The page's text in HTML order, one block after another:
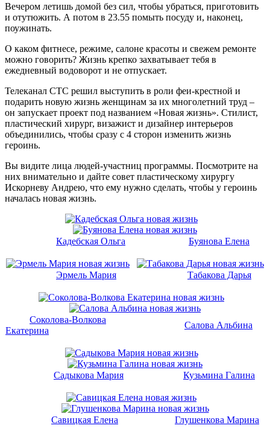
Вечером летишь домой без сил, чтобы убраться, приготовить
и отутюжить. А потом в 23.55 помыть посуду и, наконец,
поужинать.
О каком фитнесе, режиме, салоне красоты и свежем ремонте
можно говорить? Жизнь крепко захватывает тебя в
ежедневный водоворот и не отпускает.
Телеканал СТС решил выступить в роли феи-крестной и
подарить новую жизнь женщинам за их многолетний труд –
он запускает проект под названием «Новая жизнь». Стилист,
пластический хирург, визажист и дизайнер интерьеров
объединились, чтобы сразу с 4 сторон изменить жизнь
героинь.
Вы видите лица людей-участниц программы. Посмотрите на
них внимательно и дайте совет пластическому хирургу
Искорневу Андрею, что ему нужно сделать, чтобы у героинь
началась новая жизнь.
Кадебская Ольга Буянова Елена
Эрмель Мария Табакова Дарья
Соколова-Волкова
Екатерина
Салова Альбина
Садыкова Мария Кузьмина Галина
Савицкая Елена Глушенкова Марина